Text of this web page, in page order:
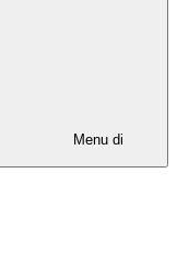
Menu di